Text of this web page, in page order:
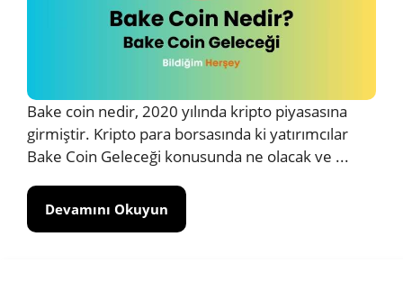
Bake coin nedir, 2020 yılında kripto piyasasına
girmiştir. Kripto para borsasında ki yatırımcılar
Bake Coin Geleceği konusunda ne olacak ve ...
Devamını Okuyun